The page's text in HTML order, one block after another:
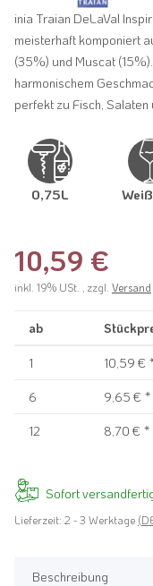
inia Traian DeLaVal
meisterhaft komponiert
(35%) und Muscat
harmonischem
perfekt zu Fisch, Salaten
0,75L
10,59 €
inkl. 19% USt. , zzgl. Versand
ab
1 10,59 €
6
9,65 € *
12
8,70 € *
Sofort
Lieferzeit: 2 - 3 Werktage
Beschreibung